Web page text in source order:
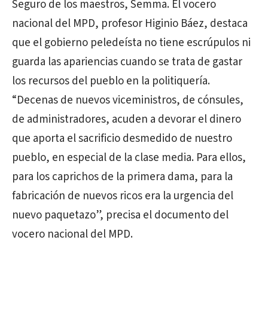
Seguro de los maestros, Semma. El vocero
nacional del MPD, profesor Higinio Báez, destaca
que el gobierno peledeísta no tiene escrúpulos ni
guarda las apariencias cuando se trata de gastar
los recursos del pueblo en la politiquería.
“Decenas de nuevos viceministros, de cónsules,
de administradores, acuden a devorar el dinero
que aporta el sacrificio desmedido de nuestro
pueblo, en especial de la clase media. Para ellos,
para los caprichos de la primera dama, para la
fabricación de nuevos ricos era la urgencia del
nuevo paquetazo”, precisa el documento del
vocero nacional del MPD.